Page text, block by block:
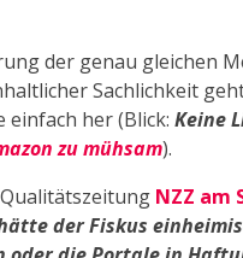
der genau gleichen
Sachlichkeit
her (Blick: Keine
zu mühsam).
NZZ am
der Fiskus